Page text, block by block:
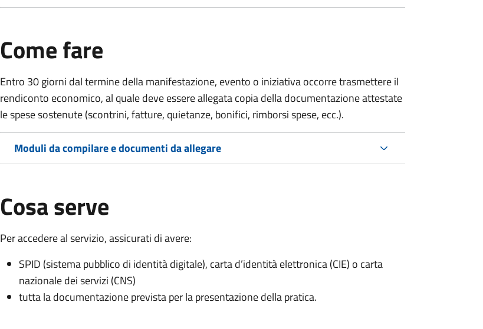
Come fare
Entro 30 giorni dal termine della manifestazione, evento o iniziativa occorre trasmettere il
rendiconto economico, al quale deve essere allegata copia della documentazione attestate
le spese sostenute (scontrini, fatture, quietanze, bonifici, rimborsi spese, ecc.).
Moduli da compilare e documenti da allegare
Cosa serve
Per accedere al servizio, assicurati di avere:
SPID (sistema pubblico di identità digitale), carta d’identità elettronica (CIE) o carta
nazionale dei servizi (CNS)
tutta la documentazione prevista per la presentazione della pratica.